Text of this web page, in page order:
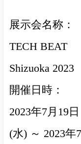
展示会名称：
TECH BEAT
Shizuoka 2023
開催日時：
2023年7月19日
(水) ～ 2023年7